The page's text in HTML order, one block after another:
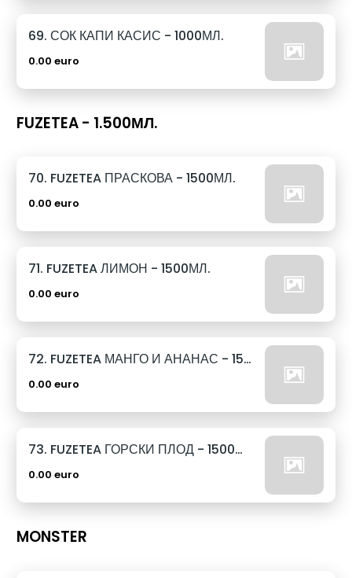
69. СОК КАПИ КАСИС - 1000МЛ.
0.00 euro
FUZETEA - 1.500МЛ.
70. FUZETEA ПРАСКОВА - 1500МЛ.
0.00 euro
71. FUZETEA ЛИМОН - 1500МЛ.
0.00 euro
72. FUZETEA МАНГО И АНАНАС - 1500МЛ.
0.00 euro
73. FUZETEA ГОРСКИ ПЛОД - 1500МЛ.
0.00 euro
MONSTER